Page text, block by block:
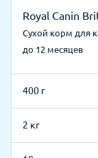
Royal Canin
Сухой корм для
до 12 месяцев
400 г
2 кг